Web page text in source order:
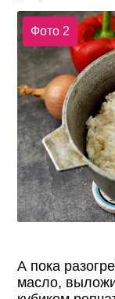
Фото 2
А пока
масло,